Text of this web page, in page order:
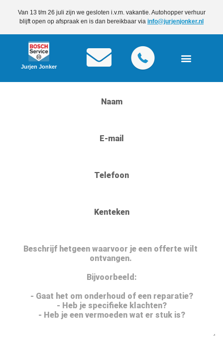
Van 13 t/m 26 juli zijn we gesloten i.v.m. vakantie. Autohopper verhuur
blijft open op afspraak en is dan bereikbaar via info@jurjenjonker.nl
Jurjen Jonker